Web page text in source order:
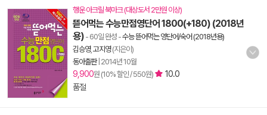
행운 아크릴 북마크 (대상도서 2만원 이상)
뜯어먹는 수능만점영단어 1800(+180) (2018년
용) - 60일 완성 -수능 뜯어먹는 영단어/숙어 (2018년용)
김승영, 고지영(지은이)
동아출판| 2014년 10월
9,900원 (10% 할인 / 550원)
10.0
품절